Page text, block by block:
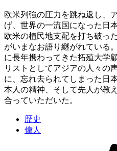
欧米列強の圧力を跳ね返し、
げ、世界の一流国になった日
欧米の植民地支配を打ち破っ
がいまなお語り継がれている
に長年携わってきた拓殖大学
リストとしてアジアの人々の
に、忘れ去られてしまった日
本人の精神、そして先人が教
合っていただいた。
歴史
偉人